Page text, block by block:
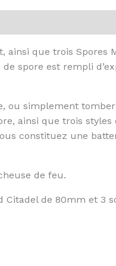
ainsi que trois Spores
spore est rempli
ou simplement
ainsi que trois styles
constituez une
de feu.
de 80mm et 3